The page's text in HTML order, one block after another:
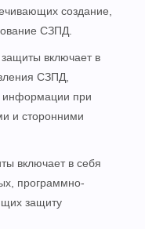
создание,
СЗПД.
включает в
СЗПД,
информации при
и сторонними
включает в себя
программно-
защиту